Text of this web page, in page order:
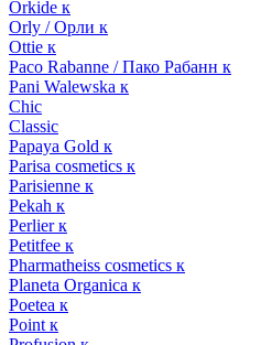
Orkide к
Orly / Орли к
Ottie к
Paco Rabanne / Пако Рабанн к
Pani Walewska к
Chic
Classic
Papaya Gold к
Parisa cosmetics к
Parisienne к
Pekah к
Perlier к
Petitfee к
Pharmatheiss cosmetics к
Planeta Organica к
Poetea к
Point к